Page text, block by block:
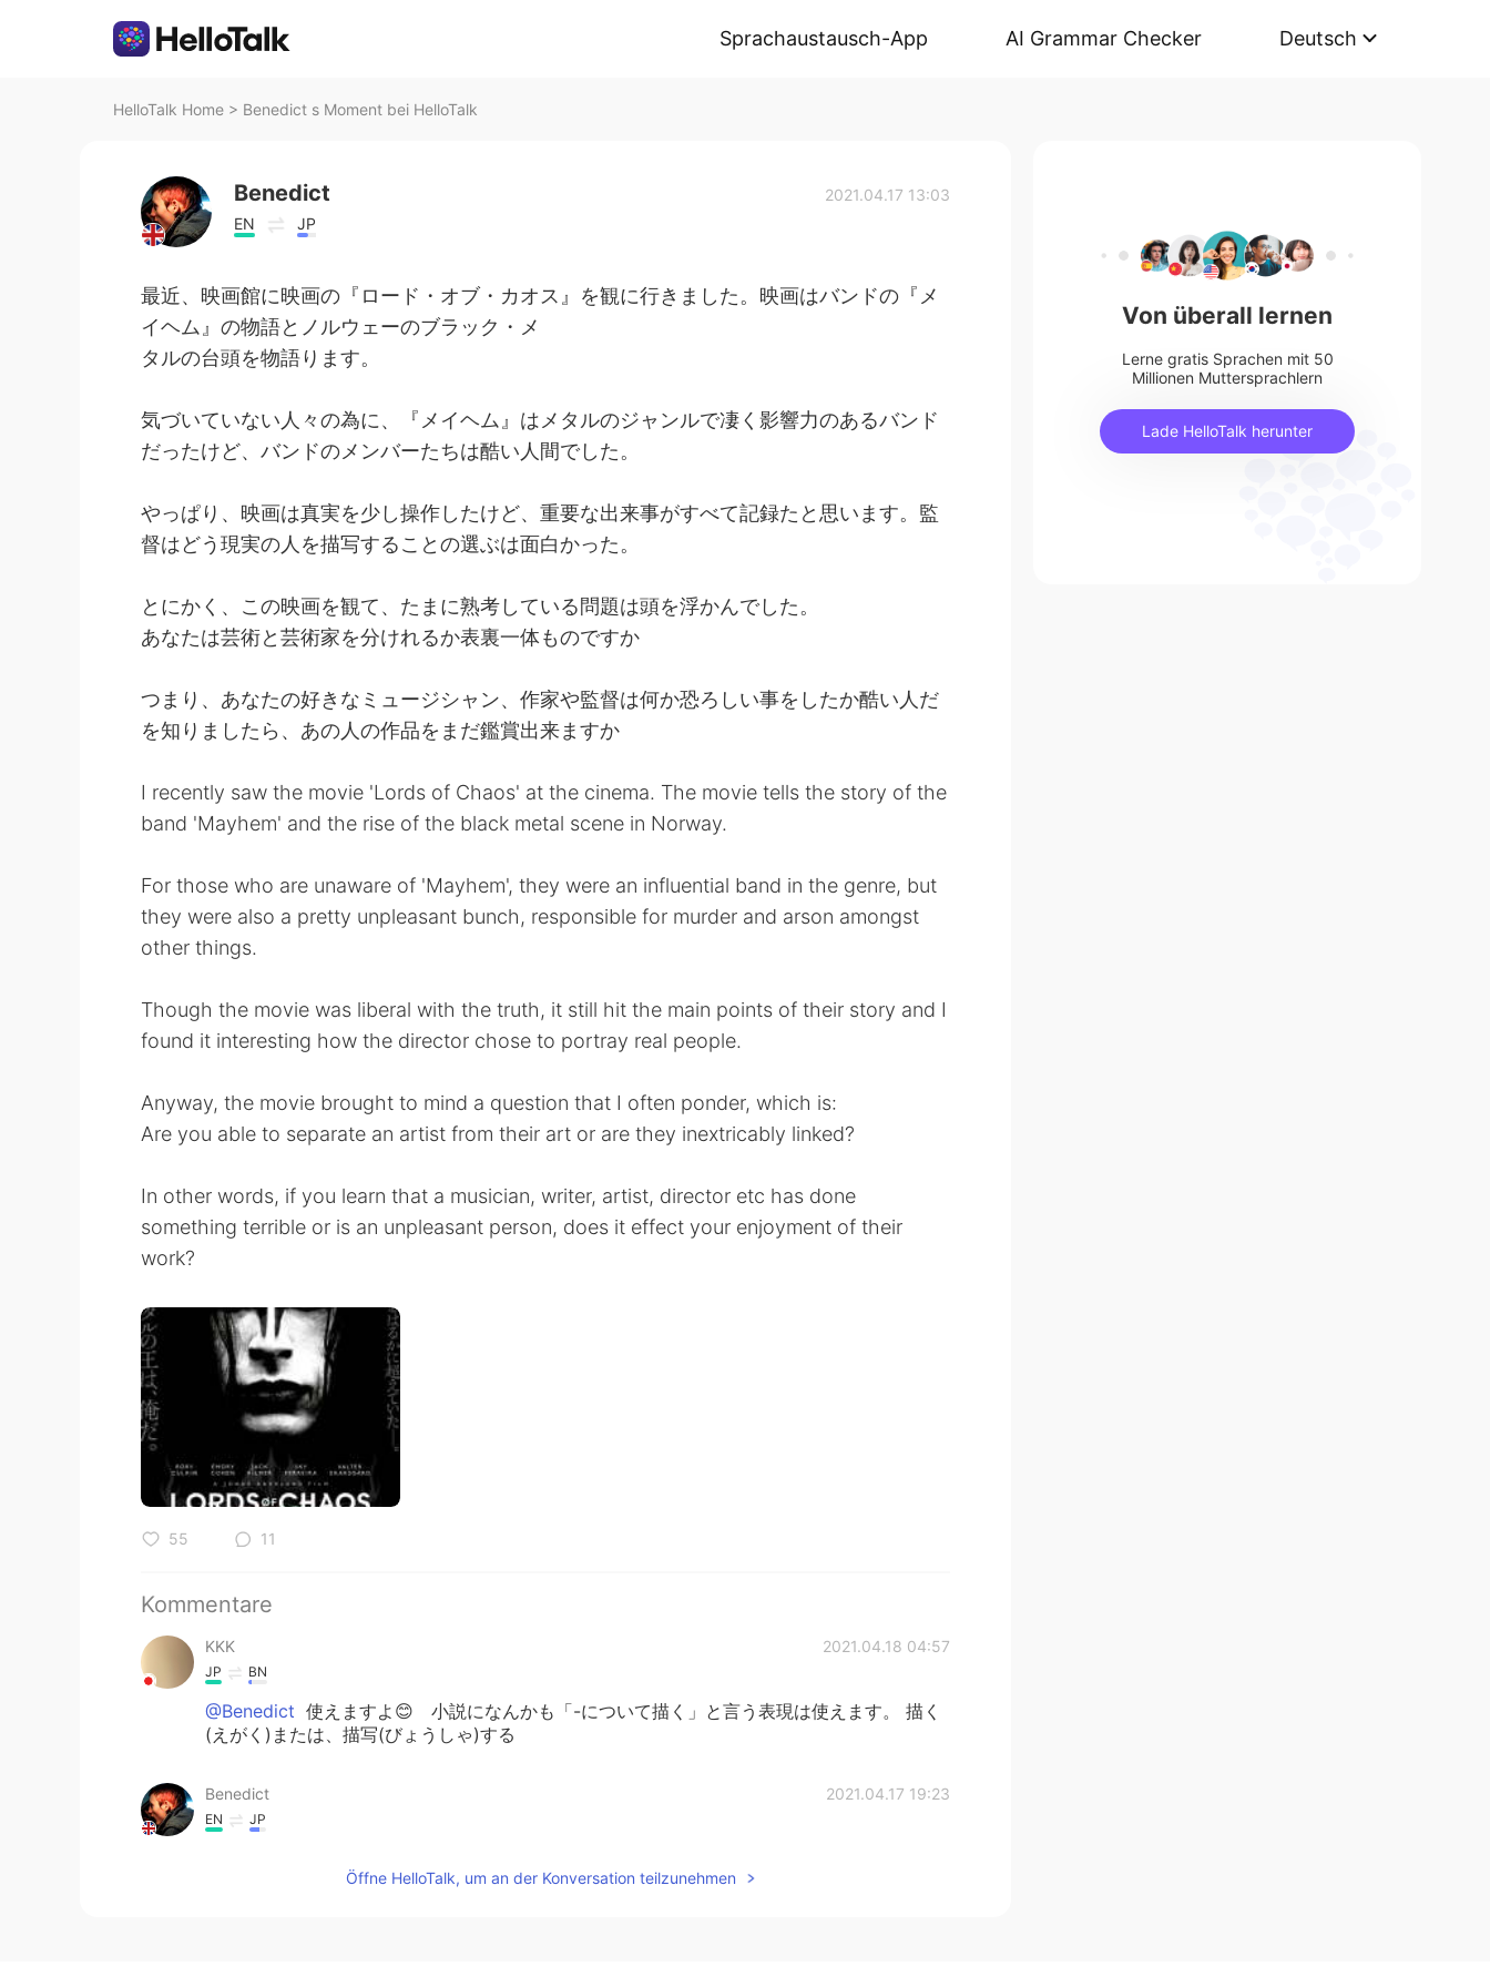
Sprachaustausch-App AI Grammar Checker Deutsch
HelloTalk Home > Benedict s Moment bei HelloTalk
Benedict
EN JP
2021.04.17 13:03
最近、映画館に映画の『ロード・オブ・カオス』を観に行きました。映画はバンドの『メ
イヘム』の物語とノルウェーのブラック・メ
タルの台頭を物語ります。
気づいていない人々の為に、『メイヘム』はメタルのジャンルで凄く影響力のあるバンド
だったけど、バンドのメンバーたちは酷い人間でした。
やっぱり、映画は真実を少し操作したけど、重要な出来事がすべて記録たと思います。監
督はどう現実の人を描写することの選ぶは面白かった。
とにかく、この映画を観て、たまに熟考している問題は頭を浮かんでした。
あなたは芸術と芸術家を分けれるか表裏一体ものですか
つまり、あなたの好きなミュージシャン、作家や監督は何か恐ろしい事をしたか酷い人だ
を知りましたら、あの人の作品をまだ鑑賞出来ますか
I recently saw the movie 'Lords of Chaos' at the cinema. The movie tells the story of the
band 'Mayhem' and the rise of the black metal scene in Norway.
For those who are unaware of 'Mayhem', they were an influential band in the genre, but
they were also a pretty unpleasant bunch, responsible for murder and arson amongst
other things.
Though the movie was liberal with the truth, it still hit the main points of their story and I
found it interesting how the director chose to portray real people.
Anyway, the movie brought to mind a question that I often ponder, which is:
Are you able to separate an artist from their art or are they inextricably linked?
In other words, if you learn that a musician, writer, artist, director etc has done
something terrible or is an unpleasant person, does it effect your enjoyment of their
work?
55 11
Kommentare
KKK 2021.04.18 04:57
JP BN
@Benedict 使えますよ😊 小説になんかも「-について描く」と言う表現は使えます。 描く
(えがく)または、描写(びょうしゃ)する
Benedict 2021.04.17 19:23
EN JP
かもと思った。🙃Öffne HelloTalk, um an der Konversation teilzunehmen
Von überall lernen
Lerne gratis Sprachen mit 50
Millionen Muttersprachlern
Lade HelloTalk herunter